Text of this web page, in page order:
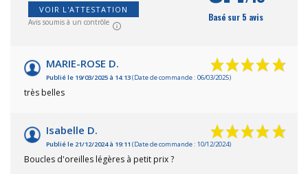
VOIR L'ATTESTATION
Avis soumis à un contrôle Basé sur 5 avis
MARIE-ROSE D.
Publié le 19/03/2025 à 14:13(Date de commande : 06/03/2025)
très belles
Isabelle D.
Publié le 21/12/2024 à 19:11 (Date de commande : 10/12/2024)
Boucles d'oreilles légères à petit prix ?